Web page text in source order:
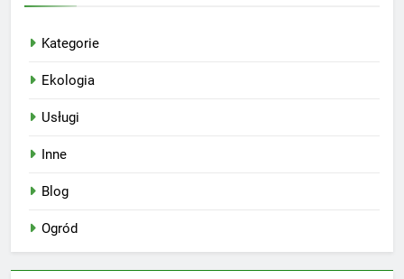
Kategorie
Ekologia
Usługi
Inne
Blog
Ogród